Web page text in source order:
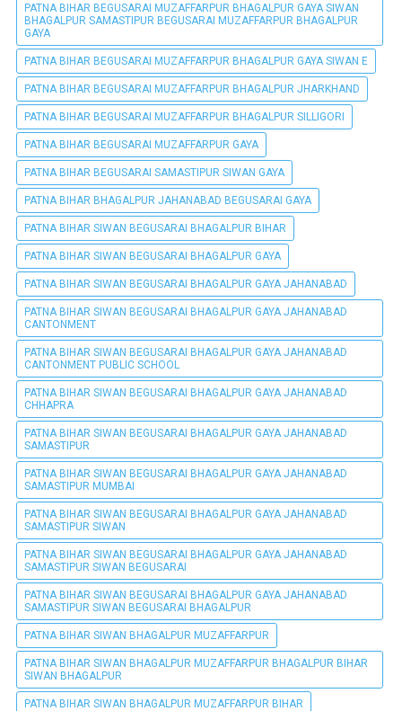
PATNA BIHAR BEGUSARAI MUZAFFARPUR BHAGALPUR GAYA SIWAN
BHAGALPUR SAMASTIPUR BEGUSARAI MUZAFFARPUR BHAGALPUR
GAYA
PATNA BIHAR BEGUSARAI MUZAFFARPUR BHAGALPUR GAYA SIWAN E
PATNA BIHAR BEGUSARAI MUZAFFARPUR BHAGALPUR JHARKHAND
PATNA BIHAR BEGUSARAI MUZAFFARPUR BHAGALPUR SILLIGORI
PATNA BIHAR BEGUSARAI MUZAFFARPUR GAYA
PATNA BIHAR BEGUSARAI SAMASTIPUR SIWAN GAYA
PATNA BIHAR BHAGALPUR JAHANABAD BEGUSARAI GAYA
PATNA BIHAR SIWAN BEGUSARAI BHAGALPUR BIHAR
PATNA BIHAR SIWAN BEGUSARAI BHAGALPUR GAYA
PATNA BIHAR SIWAN BEGUSARAI BHAGALPUR GAYA JAHANABAD
PATNA BIHAR SIWAN BEGUSARAI BHAGALPUR GAYA JAHANABAD
CANTONMENT
PATNA BIHAR SIWAN BEGUSARAI BHAGALPUR GAYA JAHANABAD
CANTONMENT PUBLIC SCHOOL
PATNA BIHAR SIWAN BEGUSARAI BHAGALPUR GAYA JAHANABAD
CHHAPRA
PATNA BIHAR SIWAN BEGUSARAI BHAGALPUR GAYA JAHANABAD
SAMASTIPUR
PATNA BIHAR SIWAN BEGUSARAI BHAGALPUR GAYA JAHANABAD
SAMASTIPUR MUMBAI
PATNA BIHAR SIWAN BEGUSARAI BHAGALPUR GAYA JAHANABAD
SAMASTIPUR SIWAN
PATNA BIHAR SIWAN BEGUSARAI BHAGALPUR GAYA JAHANABAD
SAMASTIPUR SIWAN BEGUSARAI
PATNA BIHAR SIWAN BEGUSARAI BHAGALPUR GAYA JAHANABAD
SAMASTIPUR SIWAN BEGUSARAI BHAGALPUR
PATNA BIHAR SIWAN BHAGALPUR MUZAFFARPUR
PATNA BIHAR SIWAN BHAGALPUR MUZAFFARPUR BHAGALPUR BIHAR
SIWAN BHAGALPUR
PATNA BIHAR SIWAN BHAGALPUR MUZAFFARPUR BIHAR